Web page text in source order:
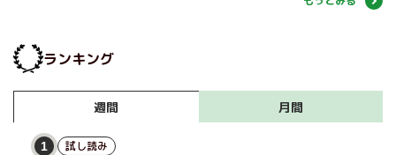
ランキング
週間 月間
1 試し読み